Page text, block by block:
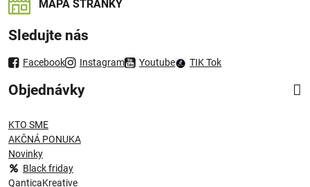
MAPA STRÁNKY
Sledujte nás
Facebook Instagram Youtube TIK Tok
Objednávky
KTO SME
AKČNÁ PONUKA
Novinky
Black friday
QanticaKreative